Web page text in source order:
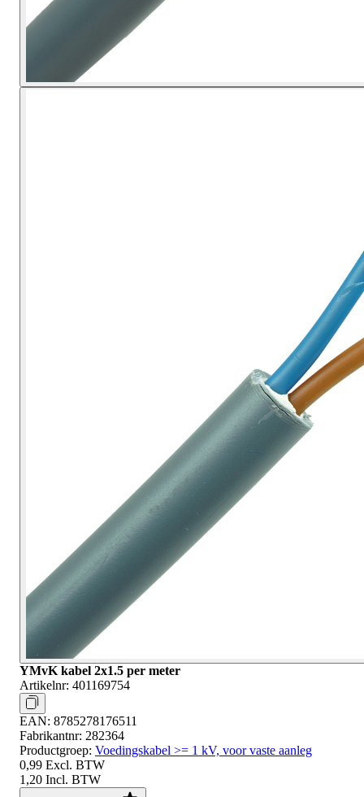
YMvK kabel 2x1.5 per meter
Artikelnr: 401169754
EAN: 8785278176511
Fabrikantnr: 282364
Productgroep: Voedingskabel >= 1 kV, voor vaste aanleg
0,99 Excl. BTW
1,20 Incl. BTW